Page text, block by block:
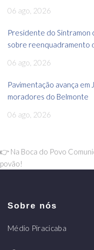
06 ago, 2026
Presidente do
sobre reenquadramento
06 ago, 2026
Pavimentação avança
moradores do Belmonte
06 ago, 2026
👉 Na Boca do Povo
povão!
Sobre nós
Médio Piracicaba